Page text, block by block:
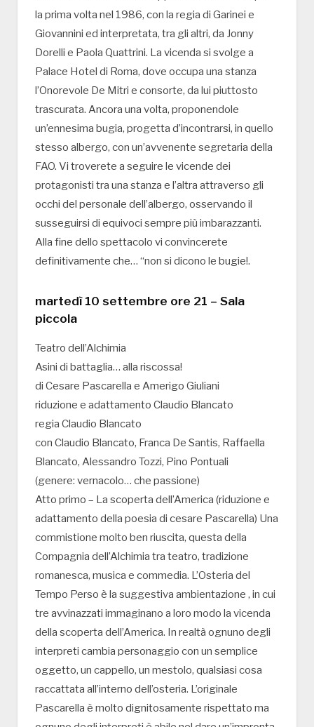
la prima volta nel 1986, con la regia di Garinei e
Giovannini ed interpretata, tra gli altri, da Jonny
Dorelli e Paola Quattrini. La vicenda si svolge a
Palace Hotel di Roma, dove occupa una stanza
l’Onorevole De Mitri e consorte, da lui piuttosto
trascurata. Ancora una volta, proponendole
un’ennesima bugia, progetta d’incontrarsi, in quello
stesso albergo, con un’avvenente segretaria della
FAO. Vi troverete a seguire le vicende dei
protagonisti tra una stanza e l’altra attraverso gli
occhi del personale dell’albergo, osservando il
susseguirsi di equivoci sempre più imbarazzanti.
Alla fine dello spettacolo vi convincerete
definitivamente che… “non si dicono le bugie!.
martedì 10 settembre ore 21 – Sala
piccola
Teatro dell’Alchimia
Asini di battaglia… alla riscossa!
di Cesare Pascarella e Amerigo Giuliani
riduzione e adattamento Claudio Blancato
regia Claudio Blancato
con Claudio Blancato, Franca De Santis, Raffaella
Blancato, Alessandro Tozzi, Pino Pontuali
(genere: vernacolo… che passione)
Atto primo – La scoperta dell’America (riduzione e
adattamento della poesia di cesare Pascarella) Una
commistione molto ben riuscita, questa della
Compagnia dell’Alchimia tra teatro, tradizione
romanesca, musica e commedia. L’Osteria del
Tempo Perso è la suggestiva ambientazione , in cui
tre avvinazzati immaginano a loro modo la vicenda
della scoperta dell’America. In realtà ognuno degli
interpreti cambia personaggio con un semplice
oggetto, un cappello, un mestolo, qualsiasi cosa
raccattata all’interno dell’osteria. L’originale
Pascarella è molto dignitosamente rispettato ma